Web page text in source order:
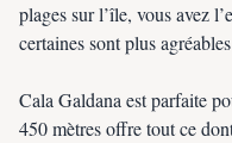
plages sur l’île, vous avez
certaines sont plus
Cala Galdana est parfaite
450 mètres offre tout ce